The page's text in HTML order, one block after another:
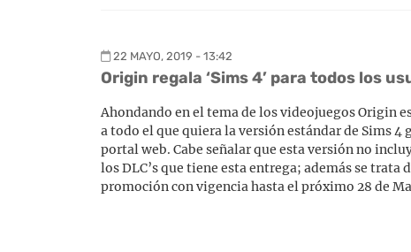
22 MAYO, 2019 - 13:42
Origin regala ‘Sims 4’ para todos los
Ahondando en el tema de los videojuegos Origin
a todo el que quiera la versión estándar de Sims 4
portal web. Cabe señalar que esta versión no
los DLC’s que tiene esta entrega; además se trata
promoción con vigencia hasta el próximo 28 de